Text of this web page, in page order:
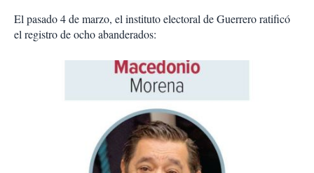
El pasado 4 de marzo, el instituto electoral de Guerrero ratificó
el registro de ocho abanderados: